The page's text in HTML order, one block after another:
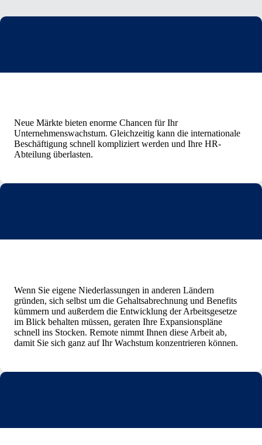
Neue Märkte bieten enorme Chancen für Ihr
Unternehmenswachstum. Gleichzeitig kann die internationale
Beschäftigung schnell kompliziert werden und Ihre HR-
Abteilung überlasten.
Wenn Sie eigene Niederlassungen in anderen Ländern
gründen, sich selbst um die Gehaltsabrechnung und Benefits
kümmern und außerdem die Entwicklung der Arbeitsgesetze
im Blick behalten müssen, geraten Ihre Expansionspläne
schnell ins Stocken. Remote nimmt Ihnen diese Arbeit ab,
damit Sie sich ganz auf Ihr Wachstum konzentrieren können.